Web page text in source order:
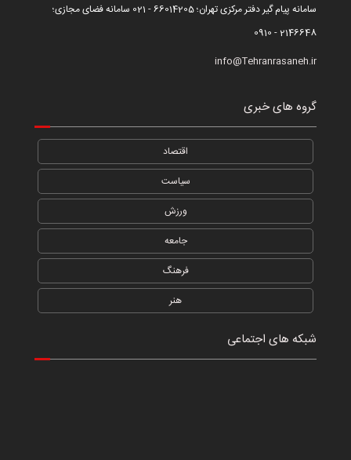
سامانه پیام گیر دفتر مرکزی تهران؛ 66014205 - 021 سامانه فضای مجازی؛
2146648 - 0910
info@Tehranrasaneh.ir
گروه های خبری
اقتصاد
سیاست
ورزش
جامعه
فرهنگ
هنر
شبکه های اجتماعی